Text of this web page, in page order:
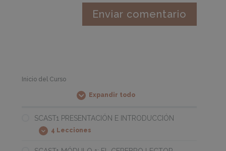
Inicio del Curso
Expandir todo
Módulos
SCAST1 PRESENTACIÓN E INTRODUCCIÓN
Expandir
SCAST1
E
4 Lecciones